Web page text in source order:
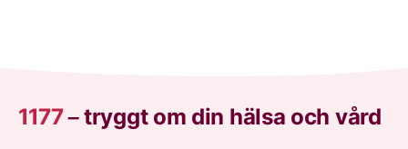
1177–tryggt om din hälsa och vård